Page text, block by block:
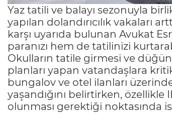
Yaz tatili ve balayı sezonuyla
yapılan dolandırıcılık vakaları
karşı uyarıda bulunan Avukat
paranızı hem de tatilinizi
Okulların tatile girmesi ve
planları yapan vatandaşlara
bungalov ve otel ilanları
yaşandığını belirtirken,
olunması gerektiği noktasında